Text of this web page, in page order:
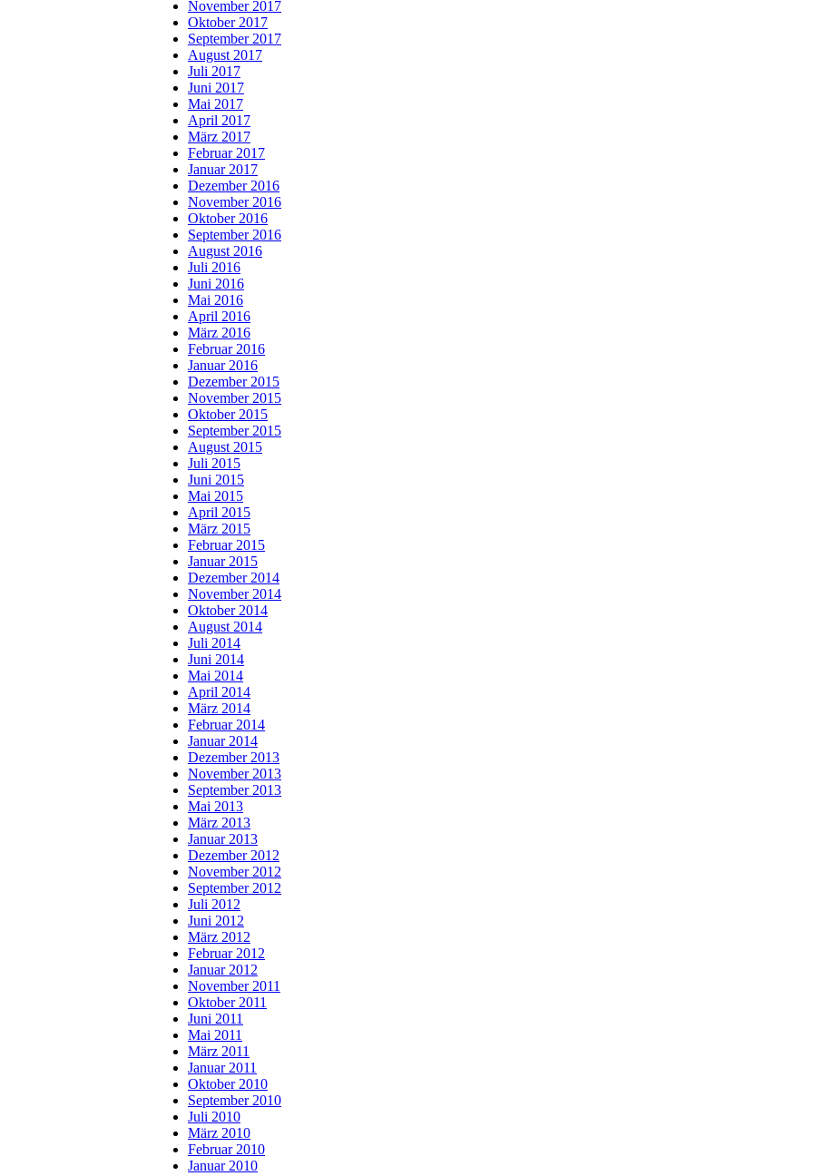
November 2017
Oktober 2017
September 2017
August 2017
Juli 2017
Juni 2017
Mai 2017
April 2017
März 2017
Februar 2017
Januar 2017
Dezember 2016
November 2016
Oktober 2016
September 2016
August 2016
Juli 2016
Juni 2016
Mai 2016
April 2016
März 2016
Februar 2016
Januar 2016
Dezember 2015
November 2015
Oktober 2015
September 2015
August 2015
Juli 2015
Juni 2015
Mai 2015
April 2015
März 2015
Februar 2015
Januar 2015
Dezember 2014
November 2014
Oktober 2014
August 2014
Juli 2014
Juni 2014
Mai 2014
April 2014
März 2014
Februar 2014
Januar 2014
Dezember 2013
November 2013
September 2013
Mai 2013
März 2013
Januar 2013
Dezember 2012
November 2012
September 2012
Juli 2012
Juni 2012
März 2012
Februar 2012
Januar 2012
November 2011
Oktober 2011
Juni 2011
Mai 2011
März 2011
Januar 2011
Oktober 2010
September 2010
Juli 2010
März 2010
Februar 2010
Januar 2010